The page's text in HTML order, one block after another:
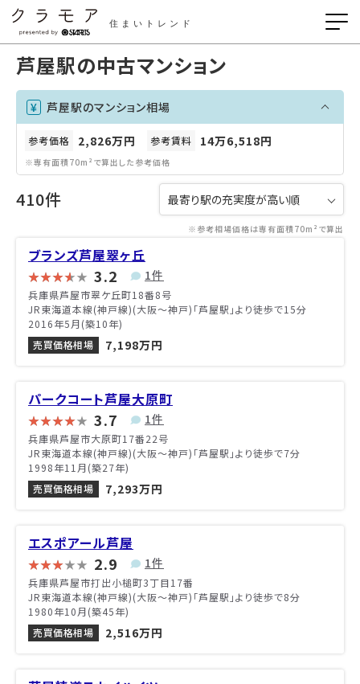
住まいトレンド
芦屋駅の中古マンション
芦屋駅のマンション相場
参考価格 2,826万円 参考賃料 14万6,518円
※専有面積70m²で算出した参考価格
410件
※参考相場価格は専有面積70m²で算出
ブランズ芦屋翠ヶ丘
3.2 1件
兵庫県芦屋市翠ケ丘町18番8号
JR東海道本線(神戸線)(大阪～神戸)「芦屋駅」より徒歩で15分
2016年5月(築10年)
売買価格相場
7,198万円
パークコート芦屋大原町
3.7 1件
兵庫県芦屋市大原町17番22号
JR東海道本線(神戸線)(大阪～神戸)「芦屋駅」より徒歩で7分
1998年11月(築27年)
売買価格相場
7,293万円
エスポアール芦屋
2.9 1件
兵庫県芦屋市打出小槌町3丁目17番
JR東海道本線(神戸線)(大阪～神戸)「芦屋駅」より徒歩で8分
1980年10月(築45年)
売買価格相場
2,516万円